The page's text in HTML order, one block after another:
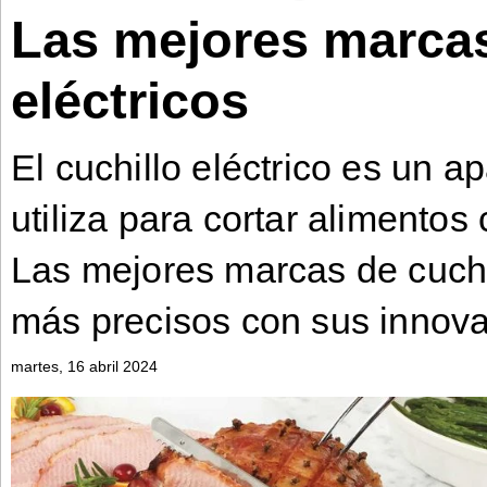
Bontena
on
Social
Bontena
on
©
2025
Las mejores
eléctricos
El cuchillo eléctrico es un
utiliza para cortar alimentos
Las mejores marcas de
más precisos con sus
martes, 16 abril 2024